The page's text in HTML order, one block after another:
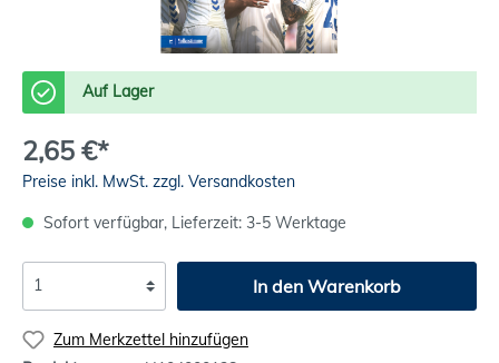
Auf Lager
2,65 €*
Preise inkl. MwSt. zzgl. Versandkosten
Sofort verfügbar, Lieferzeit: 3-5 Werktage
In den Warenkorb
Zum Merkzettel hinzufügen